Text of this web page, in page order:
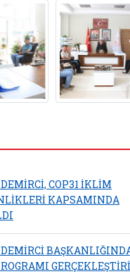
COP31 İKLİM
KAPSAMINDA